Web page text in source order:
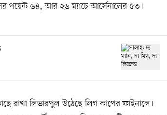
পয়েন্ট ৬৪, আর ২৬ ম্যাচে আর্সেনালের ৫৩।
রাখা লিভারপুল উঠেছে লিগ কাপের ফাইনালে।